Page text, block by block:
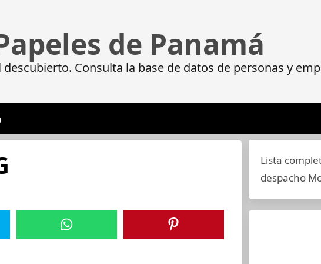
de Panamá
descubierto. Consulta la base de datos de personas y
Lista
despacho